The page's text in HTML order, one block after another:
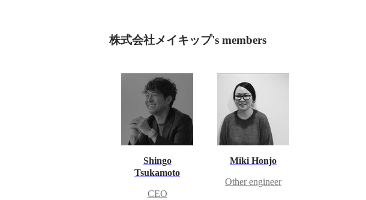
株式会社メイキップ's members
Shingo
Tsukamoto
CEO
Miki Honjo
Other engineer